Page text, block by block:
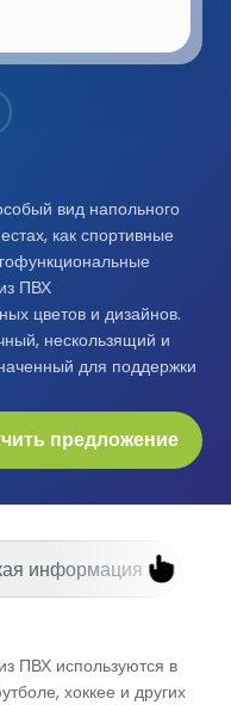
вид напольного
как спортивные
ПВХ
цветов и дизайнов.
нескользящий и
для поддержки
предложение
информация
ПВХ используются в
хоккее и других